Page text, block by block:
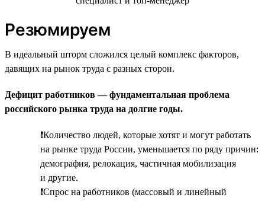
Резюмируем
В идеальный шторм сложился целый комплекс факторов,
давящих на рынок труда с разных сторон.
Дефицит работников — фундаментальная проблема
российского рынка труда на долгие годы.
❗Количество людей, которые хотят и могут работать
на рынке труда России, уменьшается по ряду причин:
демография, релокация, частичная мобилизация
и другие.
❗Спрос на работников (массовый и линейный